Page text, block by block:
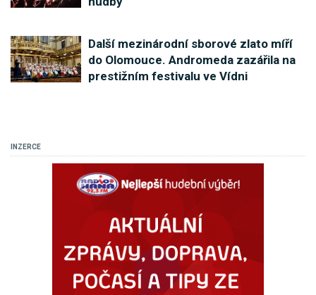
Další mezinárodní sborové zlato míří
do Olomouce. Andromeda zazářila na
prestižním festivalu ve Vídni
INZERCE